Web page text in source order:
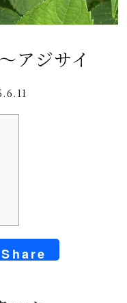
アジサイ
Share